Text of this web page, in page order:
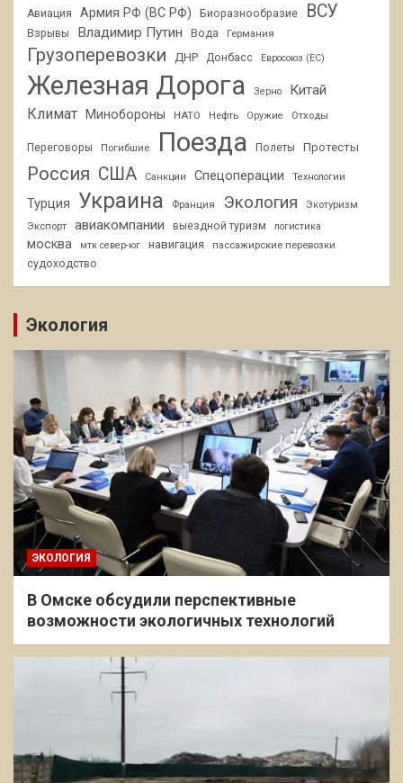
Авиация Армия РФ (ВС РФ) Биоразнообразие ВСУ
Взрывы Владимир Путин Вода Германия
Грузоперевозки ДНР Донбасс Евросоюз (ЕС)
Железная Дорога Зерно Китай
Климат Минобороны НАТО Нефть Оружие Отходы
Переговоры Погибшие Поезда Полеты Протесты
Россия США Санкции Спецоперации Технологии
Турция Украина Франция Экология
Экотуризм
Экспорт
авиакомпании выездной туризм логистика
москва мтк север-юг навигация
пассажирские перевозки
судоходство
Экология
ЭКОЛОГИЯ
В Омске обсудили перспективные
возможности экологичных технологий